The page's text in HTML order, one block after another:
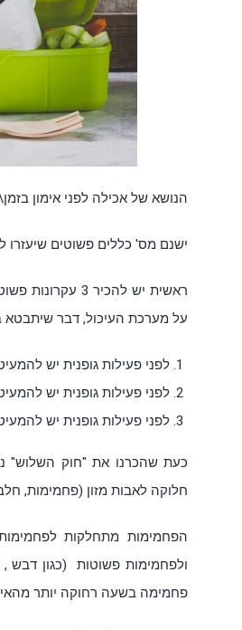
הנושא של אכילה לפני אימון
ישנם מס' כללים פשוטים שיעזרו
ראשית יש
על מערכת העיכול, דבר שיתבטא
לפני פעילות גופנית יש
לפני פעילות גופנית יש
לפני פעילות גופנית יש
כעת שהכרנו את "חוק השלוש"
חלוקה לאבות מזון (פחמימות,
הפחמימות מתחלקות
ולפחמימות פשוטות (כגון דבש ,
פחמימה בשעה רחוקה יותר